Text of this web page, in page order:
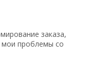
заказа,
мои проблемы со